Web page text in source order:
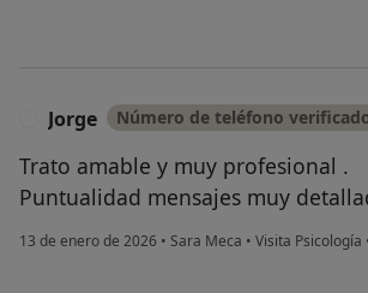
Jorge Número de teléfono
Trato amable y muy profesional .
Puntualidad mensajes muy
13 de enero de 2026 • Sara Meca • Visita Psicología